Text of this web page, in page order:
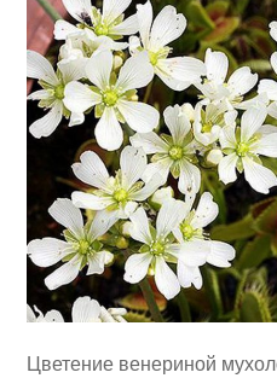
Цветение венериной